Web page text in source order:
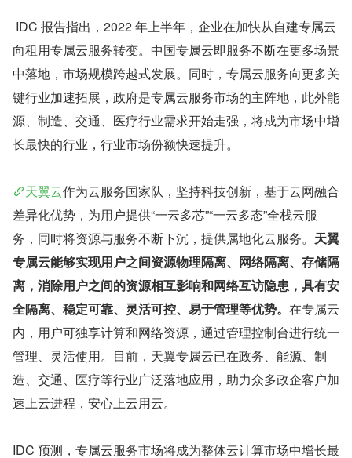
IDC 报告指出，2022 年上半年，企业在加快从自建专属云
向租用专属云服务转变。中国专属云即服务不断在更多场景
中落地，市场规模跨越式发展。同时，专属云服务向更多关
键行业加速拓展，政府是专属云服务市场的主阵地，此外能
源、制造、交通、医疗行业需求开始走强，将成为市场中增
长最快的行业，行业市场份额快速提升。
天翼云作为云服务国家队，坚持科技创新，基于云网融合
差异化优势，为用户提供“一云多芯”“一云多态”全栈云服
务，同时将资源与服务不断下沉，提供属地化云服务。 天翼
专属云能够实现用户之间资源物理隔离、网络隔离、存储隔
离，消除用户之间的资源相互影响和网络互访隐患，具有安
全隔离、稳定可靠、灵活可控、易于管理等优势。 在专属云
内，用户可独享计算和网络资源，通过管理控制台进行统一
管理、灵活使用。目前，天翼专属云已在政务、能源、制
造、交通、医疗等行业广泛落地应用，助力众多政企客户加
速上云进程，安心上云用云。
IDC 预测，专属云服务市场将成为整体云计算市场中增长最